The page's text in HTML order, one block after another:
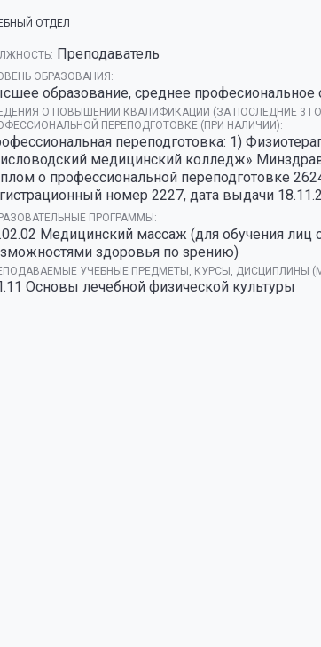
ОТДЕЛ
Преподаватель
ОБРАЗОВАНИЯ:
образование, среднее професиональное
О ПОВЫШЕНИИ КВАЛИФИКАЦИИ (ЗА ПОСЛЕДНИЕ 3
ПЕРЕПОДГОТОВКЕ (ПРИ НАЛИЧИИ):
переподготовка: 1)
медицинский колледж»
о профессиональной переподготовке
номер 2227, дата выдачи
ПРОГРАММЫ:
Медицинский массаж (для обучения лиц
здоровья по зрению)
УЧЕБНЫЕ ПРЕДМЕТЫ, КУРСЫ, ДИСЦИПЛИНЫ
Основы лечебной физической культуры